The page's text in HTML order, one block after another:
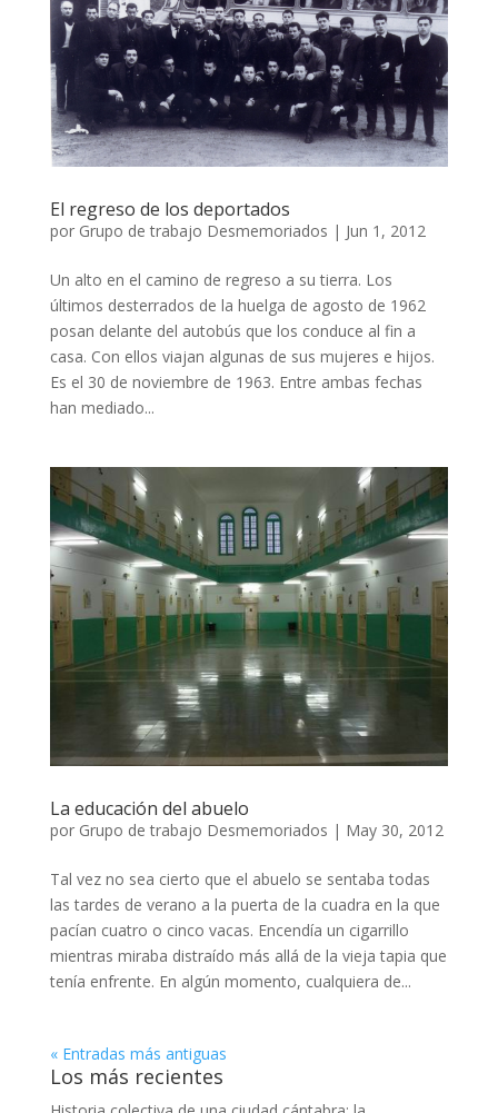
El regreso de los deportados
por Grupo de trabajo Desmemoriados | Jun 1, 2012
Un alto en el camino de regreso a su tierra. Los
últimos desterrados de la huelga de agosto de 1962
posan delante del autobús que los conduce al fin a
casa. Con ellos viajan algunas de sus mujeres e hijos.
Es el 30 de noviembre de 1963. Entre ambas fechas
han mediado...
La educación del abuelo
por Grupo de trabajo Desmemoriados | May 30, 2012
Tal vez no sea cierto que el abuelo se sentaba todas
las tardes de verano a la puerta de la cuadra en la que
pacían cuatro o cinco vacas. Encendía un cigarrillo
mientras miraba distraído más allá de la vieja tapia que
tenía enfrente. En algún momento, cualquiera de...
« Entradas más antiguas
Los más recientes